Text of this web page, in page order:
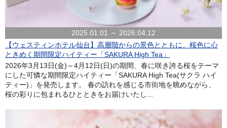
2025.01.01 ～ 2026.04.12
【ウェスティンホテル仙台】高層階からの景色とともに、桜色に心
ときめく期間限定ハイティー「SAKURA High Tea」
2026年3月13日(金)～4月12日(日)の期間、春に咲き誇る桜をテーマ
にした可憐な期間限定ハイティー「SAKURA High Tea(サクラ ハイ
ティー)」を発売します。 春の訪れを感じる市街地を眺めながら、
桜の彩りに包まれるひとときをお届けいたし...